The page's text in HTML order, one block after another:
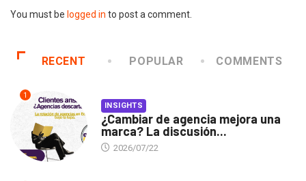
You must be logged in to post a comment.
RECENT POPULAR COMMENTS
1
INSIGHTS
¿Cambiar de agencia mejora una
marca? La discusión...
2026/07/22